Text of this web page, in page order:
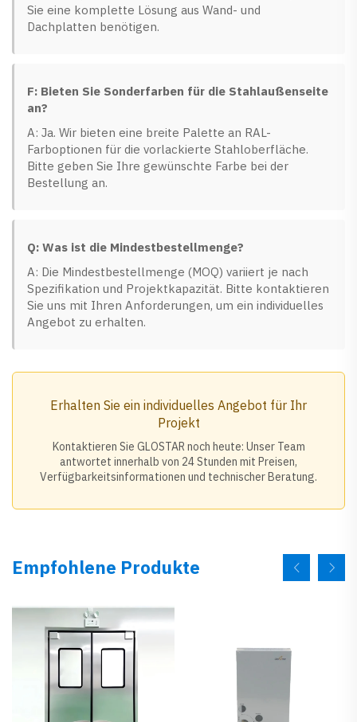
Sie eine komplette Lösung aus Wand- und
Dachplatten benötigen.
F: Bieten Sie Sonderfarben für die Stahlaußenseite
an?
A: Ja. Wir bieten eine breite Palette an RAL-
Farboptionen für die vorlackierte Stahloberfläche.
Bitte geben Sie Ihre gewünschte Farbe bei der
Bestellung an.
Q: Was ist die Mindestbestellmenge?
A: Die Mindestbestellmenge (MOQ) variiert je nach
Spezifikation und Projektkapazität. Bitte kontaktieren
Sie uns mit Ihren Anforderungen, um ein individuelles
Angebot zu erhalten.
Erhalten Sie ein individuelles Angebot für Ihr
Projekt
Kontaktieren Sie GLOSTAR noch heute: Unser Team
antwortet innerhalb von 24 Stunden mit Preisen,
Verfügbarkeitsinformationen und technischer Beratung.
Empfohlene Produkte